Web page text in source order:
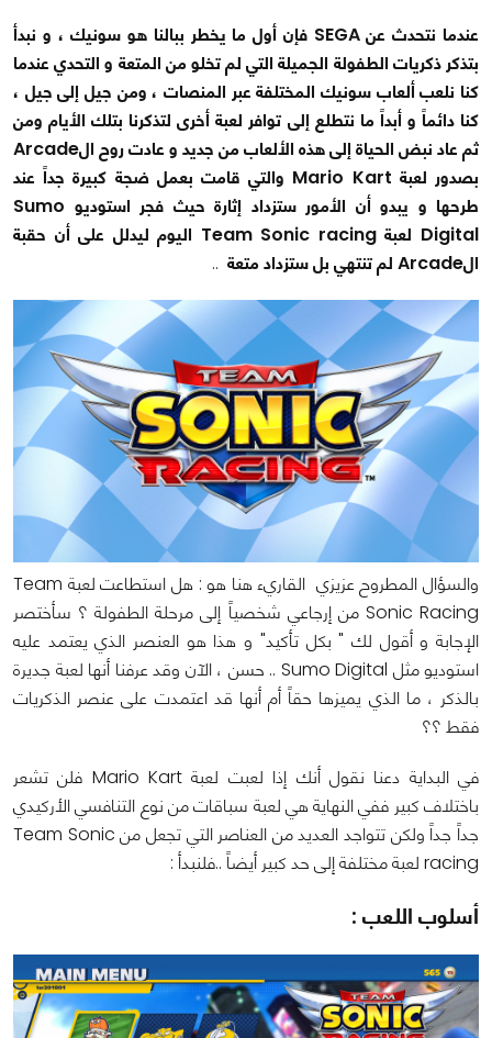
عندما نتحدث عن SEGA فإن أول ما يخطر ببالنا هو سونيك ، و نبدأ
بتذكر ذكريات الطفولة الجميلة التي لم تخلو من المتعة و التحدي عندما
كنا نلعب ألعاب سونيك المختلفة عبر المنصات ، ومن جيل إلى جيل ،
كنا دائماً و أبداً ما نتطلع إلى توافر لعبة أخرى لتذكرنا بتلك الأيام ومن
ثم عاد نبض الحياة إلى هذه الألعاب من جديد و عادت روح الArcade
بصدور لعبة Mario Kart والتي قامت بعمل ضجة كبيرة جداً عند
طرحها و يبدو أن الأمور ستزداد إثارة حيث فجر استوديو Sumo
Digital لعبة Team Sonic racing اليوم ليدلل على أن حقبة
الArcade لم تنتهي بل ستزداد متعة
..
والسؤال المطروح عزيزي القاريء هنا هو : هل استطاعت لعبة Team
Sonic Racing من إرجاعي شخصياً إلى مرحلة الطفولة ؟ سأختصر
الإجابة و أقول لك " بكل تأكيد" و هذا هو العنصر الذي يعتمد عليه
استوديو مثل Sumo Digital .. حسن ، الآن وقد عرفنا أنها لعبة جديرة
بالذكر ، ما الذي يميزها حقاً أم أنها قد اعتمدت على عنصر الذكريات
فقط ؟؟
في البداية دعنا نقول أنك إذا لعبت لعبة Mario Kart فلن تشعر
باختلاف كبير ففي النهاية هي لعبة سباقات من نوع التنافسي الأركيدي
جداً جداً ولكن تتواجد العديد من العناصر التي تجعل من Team Sonic
racing لعبة مختلفة إلى حد كبير أيضاً ..فلنبدأ :
أسلوب اللعب :